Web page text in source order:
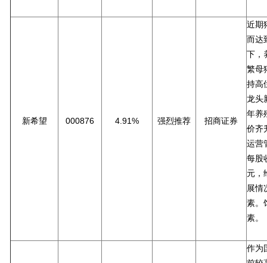
新希望 000876 4.91% 强烈推荐 招商证券
近期
而达
下，
繁母
持高
龙头
年养
价齐
运营
每股
元，
展情
素。
素。
作为